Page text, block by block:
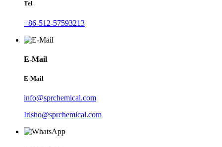
Tel
+86-512-57593213
E-Mail
E-Mail
info@sprchemical.com
Irisho@sprchemical.com